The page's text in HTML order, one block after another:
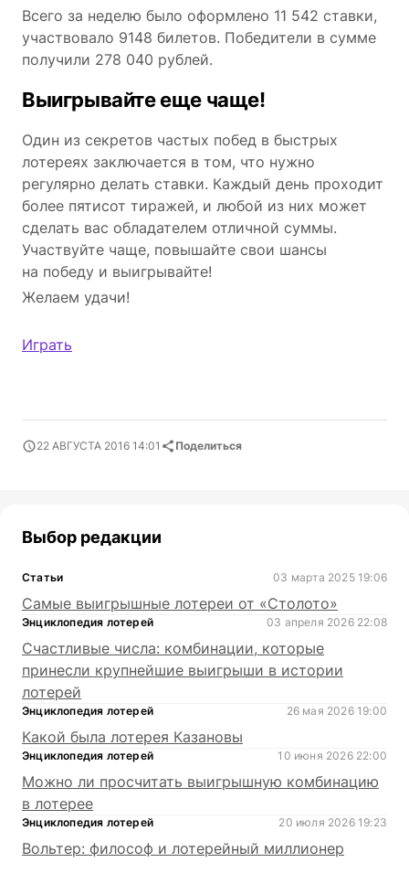
Всего за неделю было оформлено 11 542 ставки,
участвовало 9148 билетов. Победители в сумме
получили 278 040 рублей.
Выигрывайте еще чаще!
Один из секретов частых побед в быстрых
лотереях заключается в том, что нужно
регулярно делать ставки. Каждый день проходит
более пятисот тиражей, и любой из них может
сделать вас обладателем отличной суммы.
Участвуйте чаще, повышайте свои шансы
на победу и выигрывайте!
Желаем удачи!
Играть
22 АВГУСТА 2016 14:01 Поделиться
Выбор редакции
Статьи 03 марта 2025 19:06
Самые выигрышные лотереи от «Столото»
Энциклопедия лотерей 03 апреля 2026 22:08
Счастливые числа: комбинации, которые
принесли крупнейшие выигрыши в истории
лотерей
Энциклопедия лотерей 26 мая 2026 19:00
Какой была лотерея Казановы
Энциклопедия лотерей 10 июня 2026 22:00
Можно ли просчитать выигрышную комбинацию
в лотерее
Энциклопедия лотерей 20 июля 2026 19:23
Вольтер: философ и лотерейный миллионер